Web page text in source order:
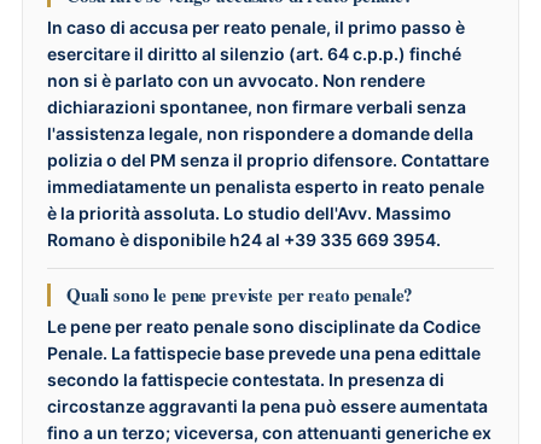
In caso di accusa per reato penale, il primo passo è
esercitare il diritto al silenzio (art. 64 c.p.p.) finché
non si è parlato con un avvocato. Non rendere
dichiarazioni spontanee, non firmare verbali senza
l'assistenza legale, non rispondere a domande della
polizia o del PM senza il proprio difensore. Contattare
immediatamente un penalista esperto in reato penale
è la priorità assoluta. Lo studio dell'Avv. Massimo
Romano è disponibile h24 al +39 335 669 3954.
Quali sono le pene previste per reato penale?
Le pene per reato penale sono disciplinate da Codice
Penale. La fattispecie base prevede una pena edittale
secondo la fattispecie contestata. In presenza di
circostanze aggravanti la pena può essere aumentata
fino a un terzo; viceversa, con attenuanti generiche ex